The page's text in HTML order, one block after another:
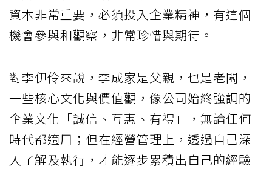
資本非常重要，必須投入企業精神，有這個
機會參與和觀察，非常珍惜與期待。
對李伊伶來說，李成家是父親，也是老闆，
一些核心文化與價值觀，像公司始終強調的
企業文化「誠信、互惠、有禮」，無論任何
時代都適用；但在經營管理上，透過自己深
入了解及執行，才能逐步累積出自己的經驗